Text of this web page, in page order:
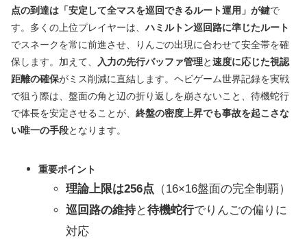
点の到達は「安定して全マスを巡回できるルート運用」が鍵で
す。多くの上位プレイヤーは、ハミルトン巡回路に準じたルート
でスネークを常に前進させ、りんごの出現に合わせて安全帯を確
保します。加えて、 入力の先行バッファ管理と速度に応じた視認
距離の確保がミス削減に直結します。ヘビゲーム世界記録を実戦
で狙う際は、盤面の角と辺の折り返しを崩さないこと、待機蛇行
で体長を安定させることが、 終盤の密度上昇でも事故を起こさな
い唯一の手段となります。
重要ポイント
理論上限は256点 （16×16盤面の完全制覇）
巡回路の維持と待機蛇行でりんごの偏りに
対応